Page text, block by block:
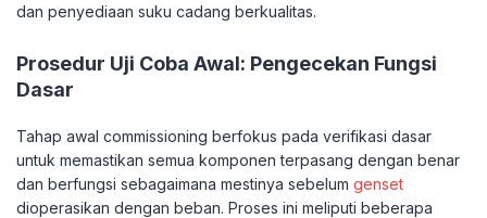
dan penyediaan suku cadang berkualitas.
Prosedur Uji Coba Awal: Pengecekan Fungsi
Dasar
Tahap awal commissioning berfokus pada verifikasi dasar
untuk memastikan semua komponen terpasang dengan benar
dan berfungsi sebagaimana mestinya sebelum genset
dioperasikan dengan beban. Proses ini meliputi beberapa